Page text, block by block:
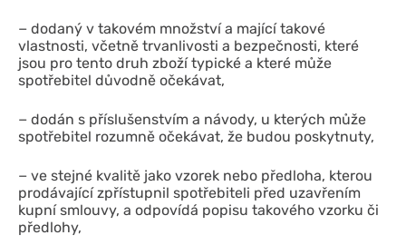
− dodaný v takovém množství a mající takové
vlastnosti, včetně trvanlivosti a bezpečnosti, které
jsou pro tento druh zboží typické a které může
spotřebitel důvodně očekávat,
− dodán s příslušenstvím a návody, u kterých může
spotřebitel rozumně očekávat, že budou poskytnuty,
− ve stejné kvalitě jako vzorek nebo předloha, kterou
prodávající zpřístupnil spotřebiteli před uzavřením
kupní smlouvy, a odpovídá popisu takového vzorku či
předlohy,